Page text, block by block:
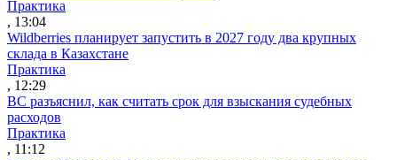
Практика
, 13:04
Wildberries планирует запустить в 2027 году два крупных
склада в Казахстане
Практика
, 12:29
ВС разъяснил, как считать срок для взыскания судебных
расходов
Практика
, 11:12